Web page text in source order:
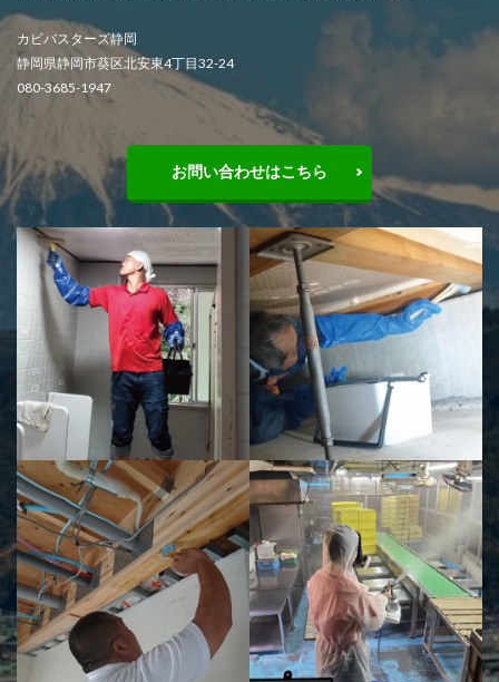
カビバスターズ静岡
静岡県静岡市葵区北安東4丁目32-24
080-3685-1947
お問い合わせはこちら